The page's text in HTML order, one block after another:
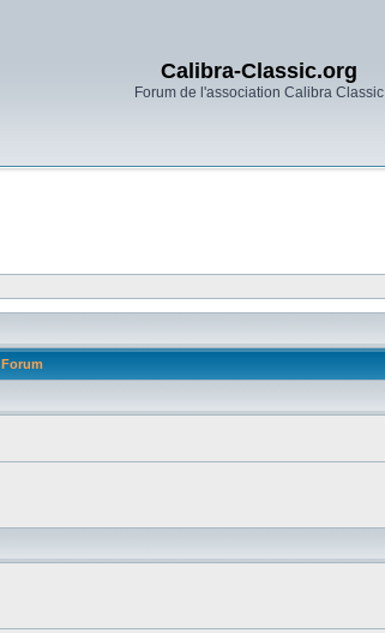
Calibra-Classic.org
Forum de l'association Calibra Classic
Forum